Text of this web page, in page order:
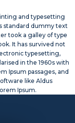
and typesetting
standard dummy text
took a galley of type
It has survived not
typesetting,
in the 1960s with
Ipsum passages, and
like Aldus
Ipsum.